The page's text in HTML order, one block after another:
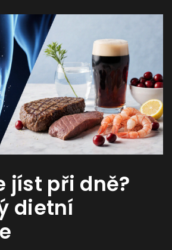
jíst při dně?
dietní